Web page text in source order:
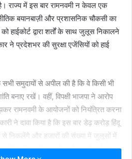
में इस बार रामनवमी न केवल एक
बयानबाज़ी और प्रशासनिक चौकसी का
हाईकोर्ट द्वारा शर्तों के साथ जुलूस निकालने
ने प्रदेशभर की सुरक्षा एजेंसियों को हाई
सभी समुदायों से अपील की है कि वे किसी भी
बनाए रखें। वहीं, विपक्षी भाजपा ने आरोप
रामनवमी के आयोजनों को नियंत्रित करना
ने दावा किया है कि इस बार डेढ़ करोड़ हिंदू
निकलेंगे और हजारों की संख्या में जुलूसों में
किया कि नंदीग्राम में अयोध्या की तर्ज पर